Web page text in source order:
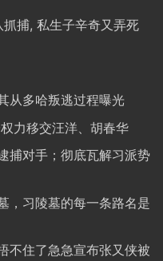
捕, 私生子辛奇又弄死
从多哈叛逃过程曝光
力移交汪洋、胡春华
捕对手；彻底瓦解习派势
，习陵墓的每一条路名是
不住了急急宣布张又侠被